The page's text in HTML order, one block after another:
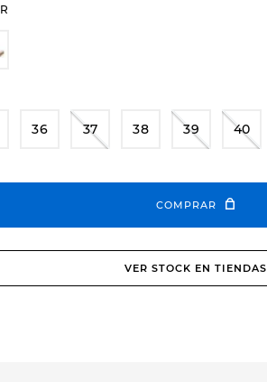
36 37 38 39 40
COMPRAR
VER STOCK EN TIENDAS